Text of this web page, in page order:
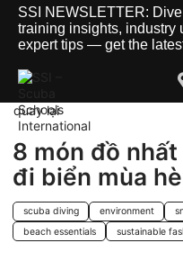
SSI NEWSLETTER:
training insights, industry
expert tips — get the
quay lại
8 món đồ
đi biển mùa
scuba diving environment
beach essentials
sustainable